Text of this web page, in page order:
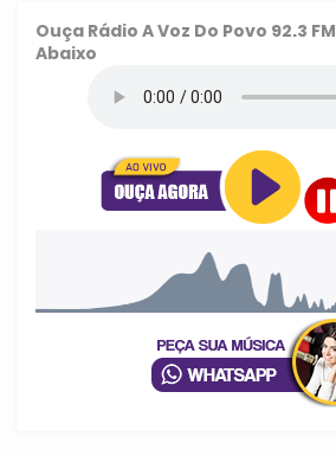
Ouça Rádio A Voz Do Povo 92.3 FM
Abaixo